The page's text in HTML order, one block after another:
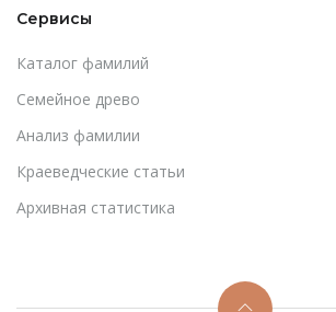
Сервисы
Каталог фамилий
Cемейное древо
Анализ фамилии
Краеведческие статьи
Архивная статистика